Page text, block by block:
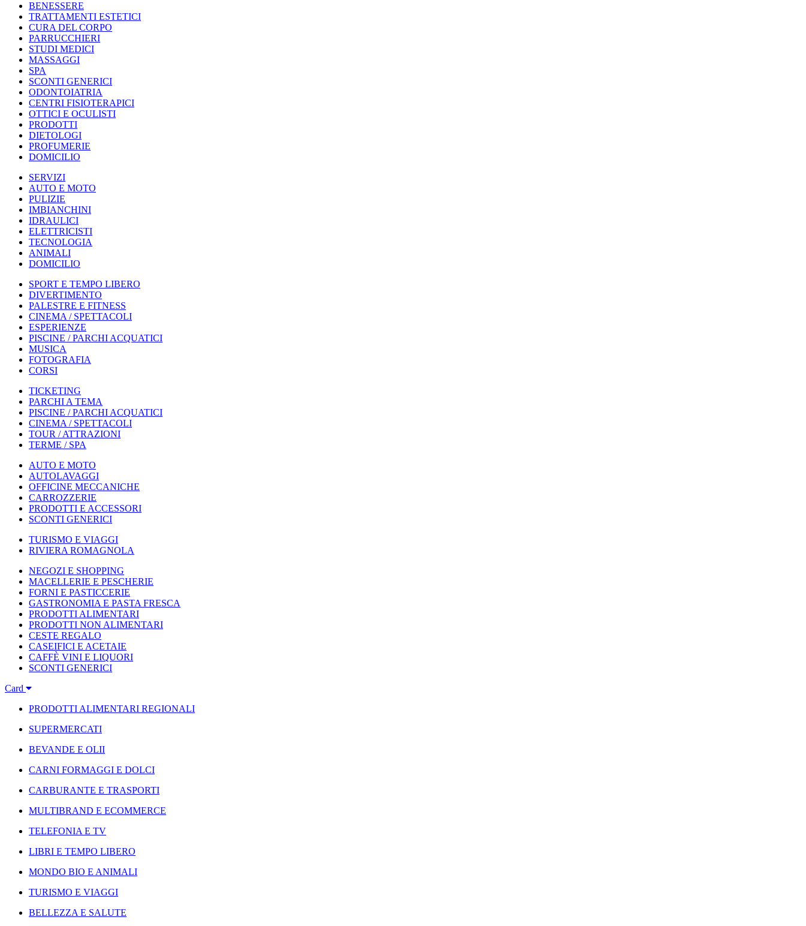
BENESSERE
TRATTAMENTI ESTETICI
CURA DEL CORPO
PARRUCCHIERI
STUDI MEDICI
MASSAGGI
SPA
SCONTI GENERICI
ODONTOIATRIA
CENTRI FISIOTERAPICI
OTTICI E OCULISTI
PRODOTTI
DIETOLOGI
PROFUMERIE
DOMICILIO
SERVIZI
AUTO E MOTO
PULIZIE
IMBIANCHINI
IDRAULICI
ELETTRICISTI
TECNOLOGIA
ANIMALI
DOMICILIO
SPORT E TEMPO LIBERO
DIVERTIMENTO
PALESTRE E FITNESS
CINEMA / SPETTACOLI
ESPERIENZE
PISCINE / PARCHI ACQUATICI
MUSICA
FOTOGRAFIA
CORSI
TICKETING
PARCHI A TEMA
PISCINE / PARCHI ACQUATICI
CINEMA / SPETTACOLI
TOUR / ATTRAZIONI
TERME / SPA
AUTO E MOTO
AUTOLAVAGGI
OFFICINE MECCANICHE
CARROZZERIE
PRODOTTI E ACCESSORI
SCONTI GENERICI
TURISMO E VIAGGI
RIVIERA ROMAGNOLA
NEGOZI E SHOPPING
MACELLERIE E PESCHERIE
FORNI E PASTICCERIE
GASTRONOMIA E PASTA FRESCA
PRODOTTI ALIMENTARI
PRODOTTI NON ALIMENTARI
CESTE REGALO
CASEIFICI E ACETAIE
CAFFÈ VINI E LIQUORI
SCONTI GENERICI
Card
PRODOTTI ALIMENTARI REGIONALI
SUPERMERCATI
BEVANDE E OLII
CARNI FORMAGGI E DOLCI
CARBURANTE E TRASPORTI
MULTIBRAND E ECOMMERCE
TELEFONIA E TV
LIBRI E TEMPO LIBERO
MONDO BIO E ANIMALI
TURISMO E VIAGGI
BELLEZZA E SALUTE